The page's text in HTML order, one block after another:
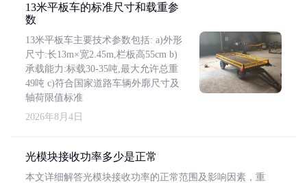
13米平板车的标准尺寸和载重参
数
13米平板车主要技术参数包括: a)外形
尺寸:长13m×宽2.45m,栏板高55cm b)
承载能力:标载30-35吨,最大允许总重
49吨 c)符合国家道路车辆外廓尺寸及
轴荷限值标准
2026年8月4日
光模块接收功率多少是正常
本文详细解答光模块接收功率的正常范围及影响因素，重